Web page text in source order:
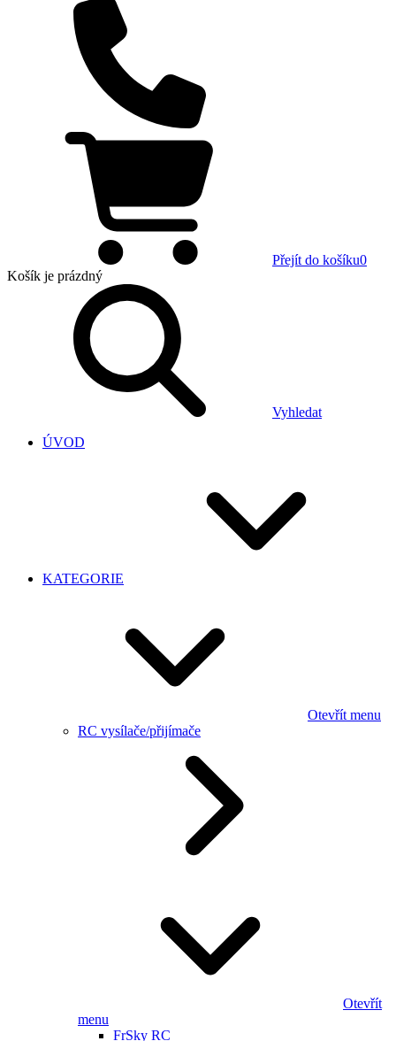
Přejít do košíku0
Košík je prázdný
Vyhledat
ÚVOD
KATEGORIE
Otevřít menu
RC vysílače/přijímače
Otevřít
menu
FrSky RC